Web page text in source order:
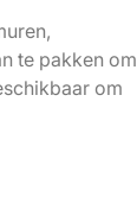
te pakken om
om